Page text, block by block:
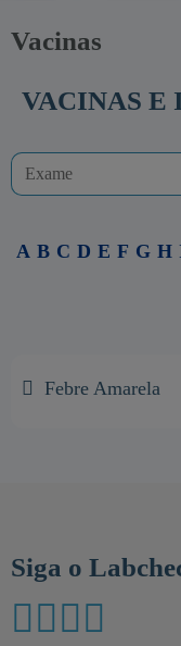
Vacinas
VACINAS E
A B C D E F G H
Febre Amarela
Siga o